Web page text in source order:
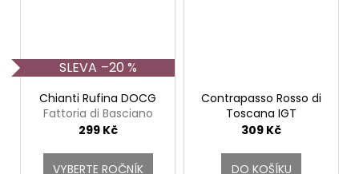
–20 %
Chianti Rufina DOCG
Fattoria di Basciano
299 Kč
VYBERTE ROČNÍK
Contrapasso Rosso di
Toscana IGT
Fattoria di Basciano
309 Kč
DO KOŠÍKU